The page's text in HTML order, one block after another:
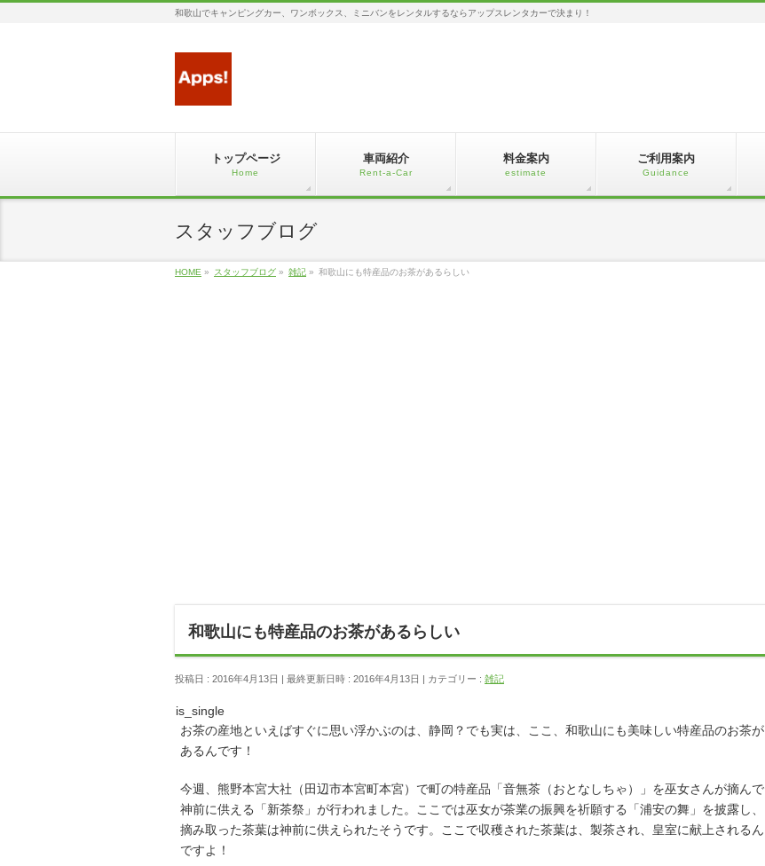
和歌山でキャンピングカー、ワンボックス、ミニバンをレンタルするならアップスレンタカーで決まり！
トップページ
Home
車両紹介
Rent-a-Car
料金案内
estimate
ご利用案内
Guidance
スタッフブログ
HOME » スタッフブログ » 雑記 » 和歌山にも特産品のお茶があるらしい
和歌山にも特産品のお茶があるらしい
投稿日 : 2016年4月13日 最終更新日時 : 2016年4月13日 カテゴリー : 雑記
is_single
お茶の産地といえばすぐに思い浮かぶのは、静岡？でも実は、ここ、和歌山にも美味しい特産品のお茶が
あるんです！
今週、熊野本宮大社（田辺市本宮町本宮）で町の特産品「音無茶（おとなしちゃ）」を巫女さんが摘んで
神前に供える「新茶祭」が行われました。ここでは巫女が茶業の振興を祈願する「浦安の舞」を披露し、
摘み取った茶葉は神前に供えられたそうです。ここで収穫された茶葉は、製茶され、皇室に献上されるん
ですよ！